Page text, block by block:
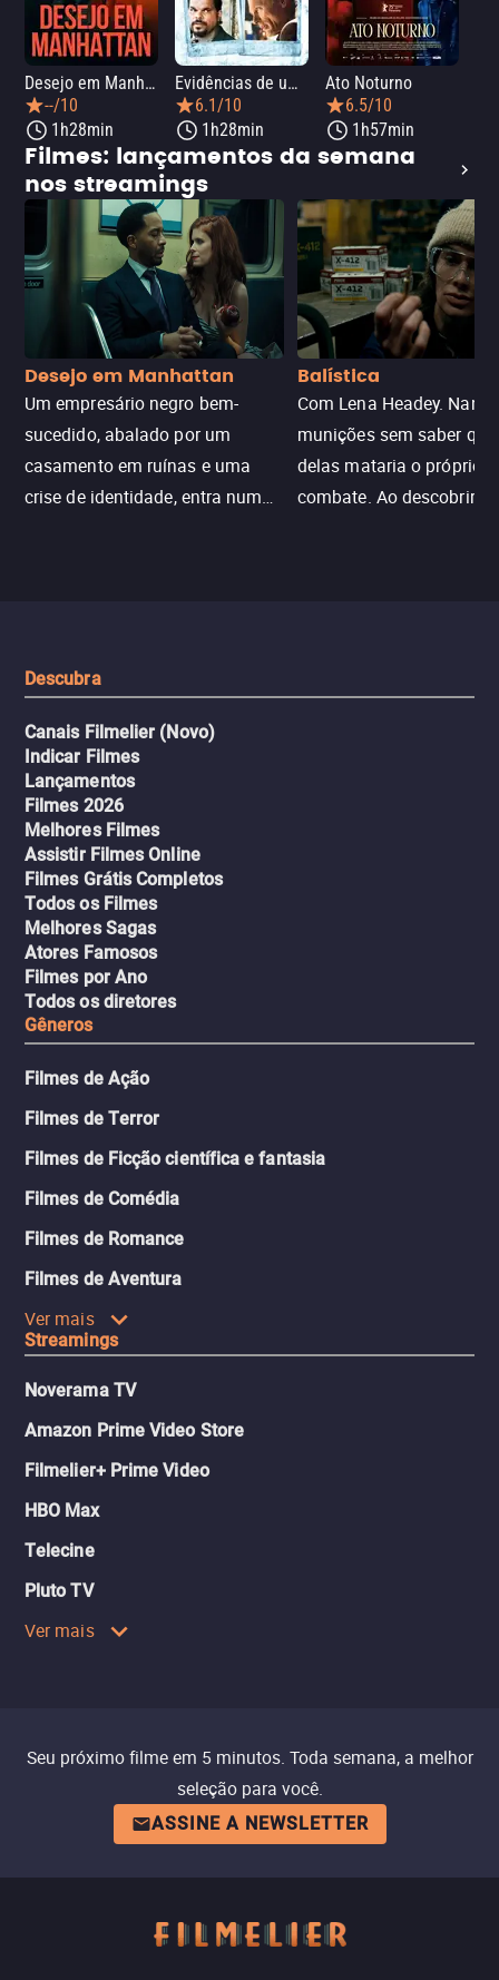
Desejo em Manhattan
--/10
1h28min
Evidências de um Crime
6.1/10
1h28min
Ato Noturno
6.5/10
1h57min
Filmes: lançamentos da semana
nos streamings
Desejo em Manhattan
Um empresário negro bem-
sucedido, abalado por um
casamento em ruínas e uma
crise de identidade, entra num
Balística
Com Lena Headey.
munições sem saber
delas mataria o próprio
combate. Ao descobrir a
Descubra
Canais Filmelier (Novo)
Indicar Filmes
Lançamentos
Filmes 2026
Melhores Filmes
Assistir Filmes Online
Filmes Grátis Completos
Todos os Filmes
Melhores Sagas
Atores Famosos
Filmes por Ano
Todos os diretores
Gêneros
Filmes de Ação
Filmes de Terror
Filmes de Ficção científica e fantasia
Filmes de Comédia
Filmes de Romance
Filmes de Aventura
Ver mais
Streamings
Noverama TV
Amazon Prime Video Store
Filmelier+ Prime Video
HBO Max
Telecine
Pluto TV
Ver mais
Seu próximo filme em 5 minutos. Toda semana, a melhor
seleção para você.
ASSINE A NEWSLETTER